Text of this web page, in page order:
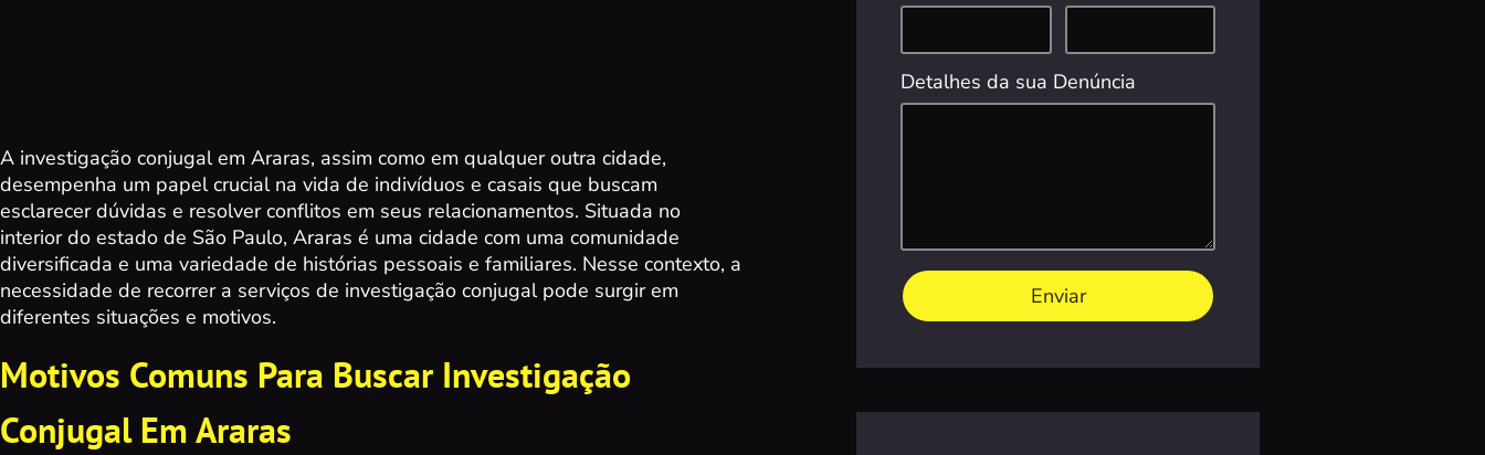
A investigação conjugal em Araras, assim como em qualquer outra cidade,
desempenha um papel crucial na vida de indivíduos e casais que buscam
esclarecer dúvidas e resolver conflitos em seus relacionamentos. Situada no
interior do estado de São Paulo, Araras é uma cidade com uma comunidade
diversificada e uma variedade de histórias pessoais e familiares. Nesse contexto, a
necessidade de recorrer a serviços de investigação conjugal pode surgir em
diferentes situações e motivos.
Motivos Comuns Para Buscar Investigação
Conjugal Em Araras
Detalhes da sua Denúncia
Enviar